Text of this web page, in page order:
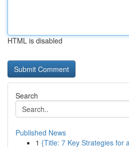
HTML is disabled
Search
Published News
1 {Title: 7 Key Strategies for